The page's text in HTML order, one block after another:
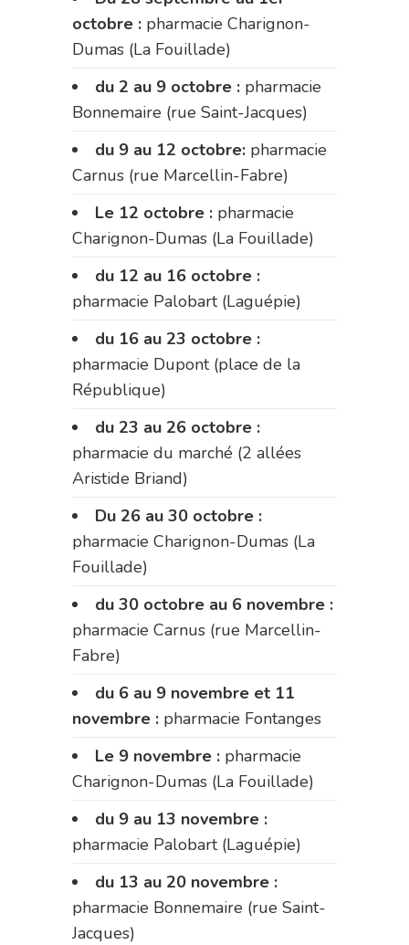
octobre : pharmacie Charignon-
Dumas (La Fouillade)
du 2 au 9 octobre : pharmacie
Bonnemaire (rue Saint-Jacques)
du 9 au 12 octobre: pharmacie
Carnus (rue Marcellin-Fabre)
Le 12 octobre : pharmacie
Charignon-Dumas (La Fouillade)
du 12 au 16 octobre :
pharmacie Palobart (Laguépie)
du 16 au 23 octobre :
pharmacie Dupont (place de la
République)
du 23 au 26 octobre :
pharmacie du marché (2 allées
Aristide Briand)
Du 26 au 30 octobre :
pharmacie Charignon-Dumas (La
Fouillade)
du 30 octobre au 6 novembre :
pharmacie Carnus (rue Marcellin-
Fabre)
du 6 au 9 novembre et 11
novembre : pharmacie Fontanges
Le 9 novembre : pharmacie
Charignon-Dumas (La Fouillade)
du 9 au 13 novembre :
pharmacie Palobart (Laguépie)
du 13 au 20 novembre :
pharmacie Bonnemaire (rue Saint-
Jacques)